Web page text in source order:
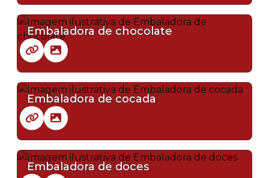
Embaladora de chocolate
Embaladora de cocada
Embaladora de doces